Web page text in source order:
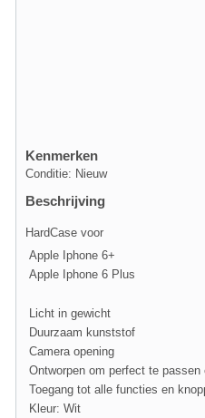
Kenmerken
Conditie: Nieuw
Beschrijving
HardCase voor
Apple Iphone 6+
Apple Iphone 6 Plus
Licht in gewicht
Duurzaam kunststof
Camera opening
Ontworpen om perfect te
Toegang tot alle functies en
Kleur: Wit